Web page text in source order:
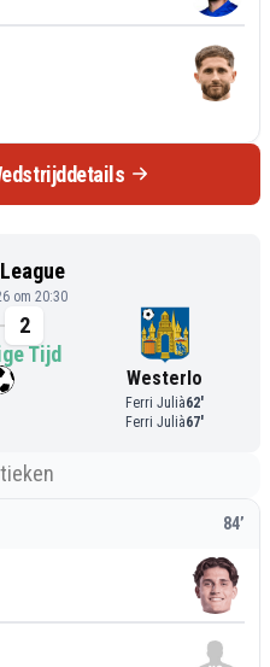
om 20:30
2
Tijd
Westerlo
Ferri Julià62'
Ferri Julià67'
84’